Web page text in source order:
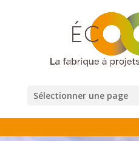
Sélectionner une page